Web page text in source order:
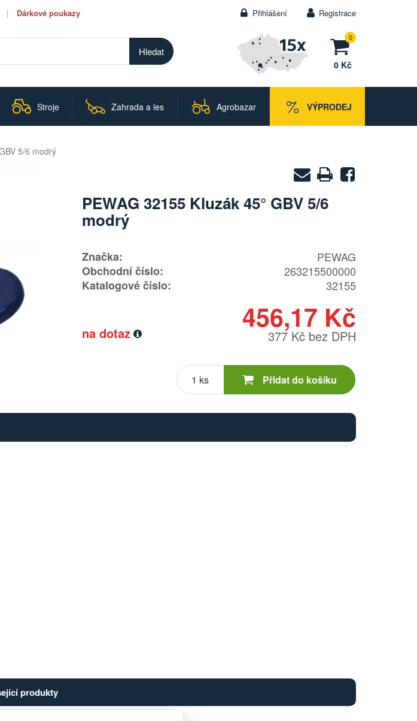
Dárkové poukazy Přihlášení Registrace
0
0 Kč
Stroje Zahrada a les Agrobazar VÝPRODEJ
5/6 modrý
Zaslat
na
e-
Vytisknout
PEWAG 32155 Kluzák 45° GBV 5/6
modrý
Značka:
PEWAG
Obchodní číslo:
263215500000
Katalogové číslo:
32155
456,17 Kč
na dotaz 377 Kč bez DPH
Počet
Přidat do košíku
produkty